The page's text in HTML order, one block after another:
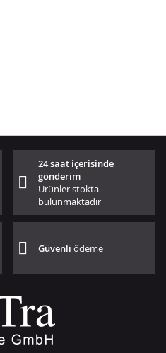
24 saat içerisinde
gönderim
Ürünler stokta
bulunmaktadır
Güvenliödeme